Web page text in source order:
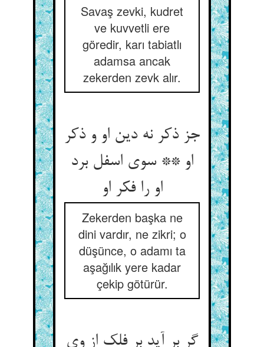
Savaş zevki, kudret
ve kuvvetli ere
göredir, karı tabiatlı
adamsa ancak
zekerden zevk alır.
جز ذکر نه دین او و ذکر
او ** سوی اسفل برد
او را فکر او
Zekerden başka ne
dini vardır, ne zikri; o
düşünce, o adamı ta
aşağılık yere kadar
çekip götürür.
گر بر آید بر فلک از وی